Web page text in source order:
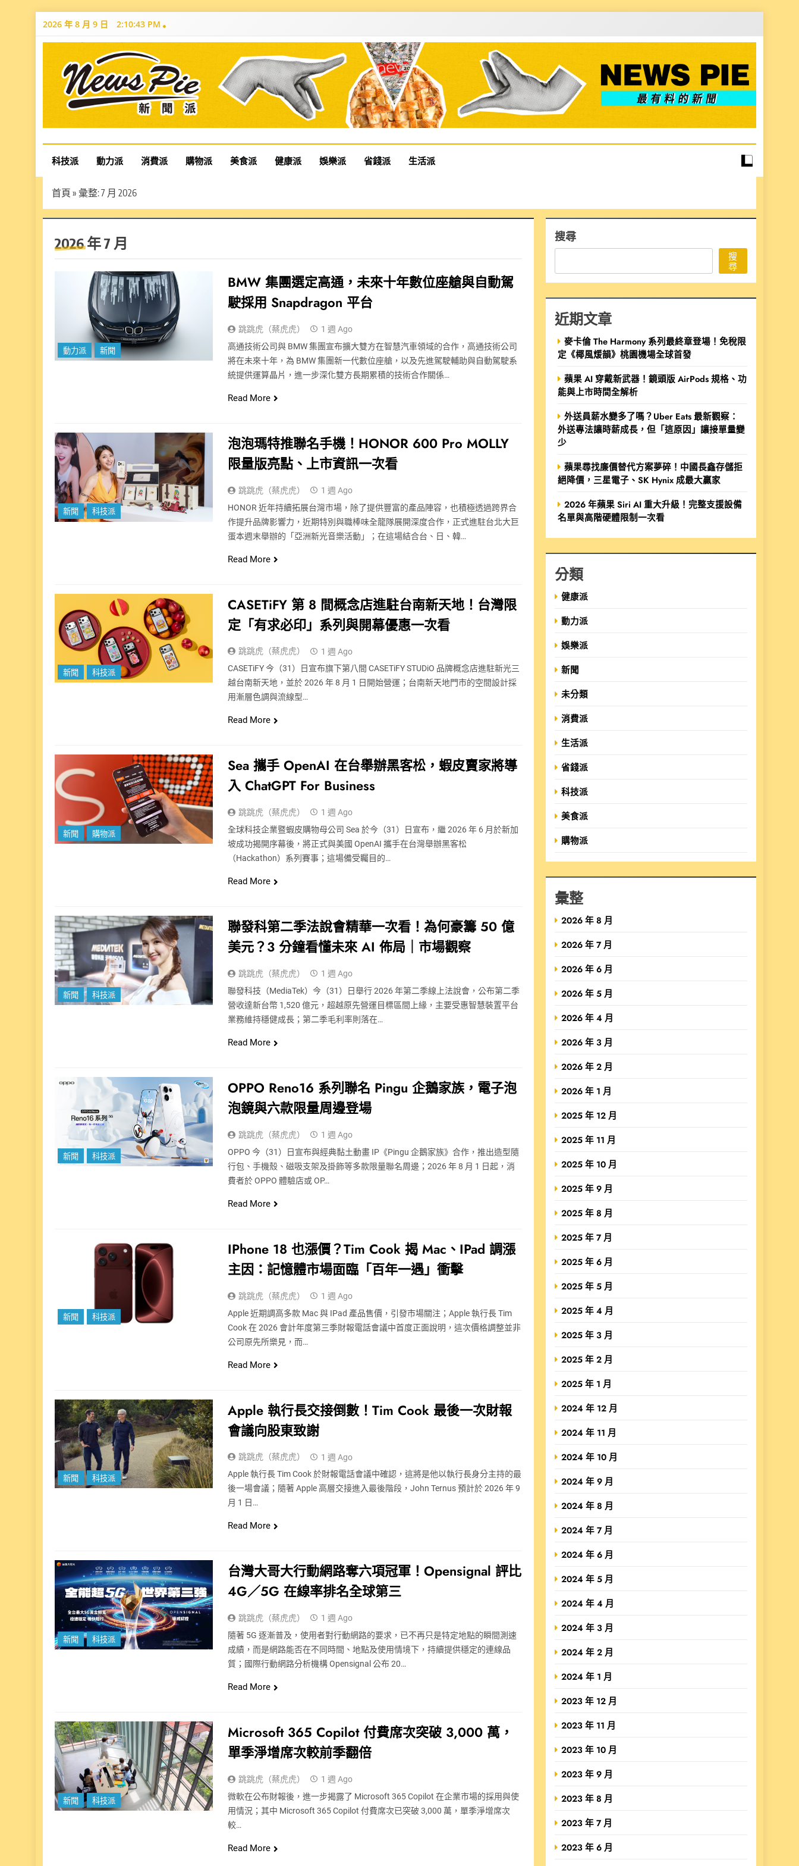
Skip
2026 年 8 月 9 日 2:10:44 PM
News Pie
最有料的新聞
科技派 動力派 消費派 購物派 美食派 健康派 娛樂派 省錢派 生活派
首頁 » 彙整: 7 月 2026
2026 年 7 月
動力派 新聞
BMW 集團選定高通，未來十年數位座艙與自動駕
駛採用 Snapdragon 平台
跳跳虎（蔡虎虎）
1 週 Ago
高通技術公司與 BMW 集團宣布擴大雙方在智慧汽車領域的合作，高通技術公司
將在未來十年，為 BMW 集團新一代數位座艙，以及先進駕駛輔助與自動駕駛系
統提供運算晶片，進一步深化雙方長期累積的技術合作關係…
Read More
新聞 科技派
泡泡瑪特推聯名手機！HONOR 600 Pro MOLLY
限量版亮點、上市資訊一次看
跳跳虎（蔡虎虎）
1 週 Ago
HONOR 近年持續拓展台灣市場，除了提供豐富的產品陣容，也積極透過跨界合
作提升品牌影響力，近期特別與職棒味全龍隊展開深度合作，正式進駐台北大巨
蛋本週末舉辦的「亞洲新光音樂活動」；在這場結合台、日、韓…
Read More
新聞 科技派
CASETiFY 第 8 間概念店進駐台南新天地！台灣限
定「有求必印」系列與開幕優惠一次看
跳跳虎（蔡虎虎）
1 週 Ago
CASETiFY 今（31）日宣布旗下第八間 CASETiFY STUDiO 品牌概念店進駐新光三
越台南新天地，並於 2026 年 8 月 1 日開始營運；台南新天地門市的空間設計採
用漸層色調與流線型…
Read More
新聞 購物派
Sea 攜手 OpenAI 在台舉辦黑客松，蝦皮賣家將導
入 ChatGPT For Business
跳跳虎（蔡虎虎）
1 週 Ago
全球科技企業暨蝦皮購物母公司 Sea 於今（31）日宣布，繼 2026 年 6 月於新加
坡成功揭開序幕後，將正式與美國 OpenAI 攜手在台灣舉辦黑客松
（Hackathon）系列賽事；這場備受矚目的…
Read More
新聞 科技派
聯發科第二季法說會精華一次看！為何豪籌 50 億
美元？3 分鐘看懂未來 AI 佈局｜市場觀察
跳跳虎（蔡虎虎）
1 週 Ago
聯發科技（MediaTek）今（31）日舉行 2026 年第二季線上法說會，公布第二季
營收達新台幣 1,520 億元，超越原先營運目標區間上緣，主要受惠智慧裝置平台
業務維持穩健成長；第二季毛利率則落在…
Read More
新聞 科技派
OPPO Reno16 系列聯名 Pingu 企鵝家族，電子泡
泡鏡與六款限量周邊登場
跳跳虎（蔡虎虎）
1 週 Ago
OPPO 今（31）日宣布與經典黏土動畫 IP《Pingu 企鵝家族》合作，推出造型隨
行包、手機殼、磁吸支架及掛飾等多款限量聯名周邊；2026 年 8 月 1 日起，消
費者於 OPPO 體驗店或 OP…
Read More
新聞 科技派
IPhone 18 也漲價？Tim Cook 揭 Mac、iPad 調漲
主因：記憶體市場面臨「百年一遇」衝擊
跳跳虎（蔡虎虎）
1 週 Ago
Apple 近期調高多款 Mac 與 IPad 產品售價，引發市場關注；Apple 執行長 Tim
Cook 在 2026 會計年度第三季財報電話會議中首度正面說明，這次價格調整並非
公司原先所樂見，而…
Read More
新聞 科技派
Apple 執行長交接倒數！Tim Cook 最後一次財報
會議向股東致謝
跳跳虎（蔡虎虎）
1 週 Ago
Apple 執行長 Tim Cook 於財報電話會議中確認，這將是他以執行長身分主持的最
後一場會議；隨著 Apple 高層交接進入最後階段，John Ternus 預計於 2026 年 9
月 1 日…
Read More
新聞 科技派
台灣大哥大行動網路奪六項冠軍！Opensignal 評比
4G／5G 在線率排名全球第三
跳跳虎（蔡虎虎）
1 週 Ago
隨著 5G 逐漸普及，使用者對行動網路的要求，已不再只是特定地點的瞬間測速
成績，而是網路能否在不同時間、地點及使用情境下，持續提供穩定的連線品
質；國際行動網路分析機構 Opensignal 公布 20…
Read More
新聞 科技派
Microsoft 365 Copilot 付費席次突破 3,000 萬，
單季淨增席次較前季翻倍
跳跳虎（蔡虎虎）
1 週 Ago
微軟在公布財報後，進一步揭露了 Microsoft 365 Copilot 在企業市場的採用與使
用情況；其中 Microsoft 365 Copilot 付費席次已突破 3,000 萬，單季淨增席次
較…
Read More
搜尋
搜
尋
近期文章
麥卡倫 The Harmony 系列最終章登場！免稅限
定《椰風煖韻》桃園機場全球首發
蘋果 AI 穿戴新武器！鏡頭版 AirPods 規格、功
能與上市時間全解析
外送員薪水變多了嗎？Uber Eats 最新觀察：
外送專法讓時薪成長，但「這原因」讓接單量變
少
蘋果尋找廉價替代方案夢碎！中國長鑫存儲拒
絕降價，三星電子、SK Hynix 成最大贏家
2026 年蘋果 Siri AI 重大升級！完整支援設備
名單與高階硬體限制一次看
分類
健康派
動力派
娛樂派
新聞
未分類
消費派
生活派
省錢派
科技派
美食派
購物派
彙整
2026 年 8 月
2026 年 7 月
2026 年 6 月
2026 年 5 月
2026 年 4 月
2026 年 3 月
2026 年 2 月
2026 年 1 月
2025 年 12 月
2025 年 11 月
2025 年 10 月
2025 年 9 月
2025 年 8 月
2025 年 7 月
2025 年 6 月
2025 年 5 月
2025 年 4 月
2025 年 3 月
2025 年 2 月
2025 年 1 月
2024 年 12 月
2024 年 11 月
2024 年 10 月
2024 年 9 月
2024 年 8 月
2024 年 7 月
2024 年 6 月
2024 年 5 月
2024 年 4 月
2024 年 3 月
2024 年 2 月
2024 年 1 月
2023 年 12 月
2023 年 11 月
2023 年 10 月
2023 年 9 月
2023 年 8 月
2023 年 7 月
2023 年 6 月